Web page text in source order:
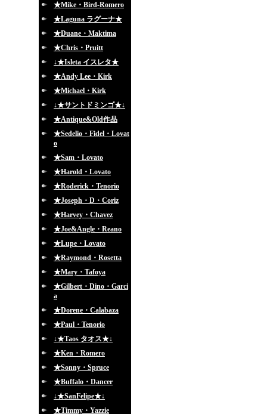
★Mike・Bird-Romero
★Laguna ラグーナ★
★Duane・Maktima
★Chris・Pruitt
↓★Isleta イスレタ★
★Andy Lee・Kirk
★Michael・Kirk
↓★サントドミンゴ★↓
★Antique&Old作品
★Sedelio・Fidel・Lovat
o
★Sam・Lovato
★Harold・Lovato
★Roderick・Tenorio
★Joseph・D・Coriz
★Harvey・Chavez
★Joe&Angle・Reano
★Lupe・Lovato
★Raymond・Rosetta
★Mary・Tafoya
★Gilbert・Dino・Garci
a
★Dorene・Calabaza
★Paul・Tenorio
↓★Taos タオス★↓
★Ken・Romero
★Sonny・Spruce
★Buffalo・Dancer
↓★SanFelipe★↓
★Timmy・Yazzie